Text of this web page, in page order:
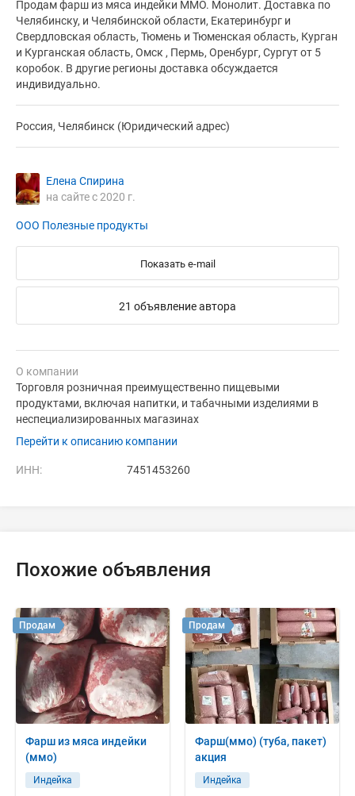
Продам фарш из мяса индейки ММО. Монолит. Доставка по
Челябинску, и Челябинской области, Екатеринбург и
Свердловская область, Тюмень и Тюменская область, Курган
и Курганская область, Омск , Пермь, Оренбург, Сургут от 5
коробок. В другие регионы доставка обсуждается
индивидуально.
Россия, Челябинск (Юридический адрес)
Елена Спирина
на сайте с 2020 г.
ООО Полезные продукты
Показать e-mail
21 объявление автора
О компании
Торговля розничная преимущественно пищевыми
продуктами, включая напитки, и табачными изделиями в
неспециализированных магазинах
Перейти к описанию компании
ИНН: 7451453260
Похожие объявления
Фарш из мяса индейки
(ммо)
Индейка
Продам
Фарш(ммо) (туба, пакет)
акция
Индейка
Продам